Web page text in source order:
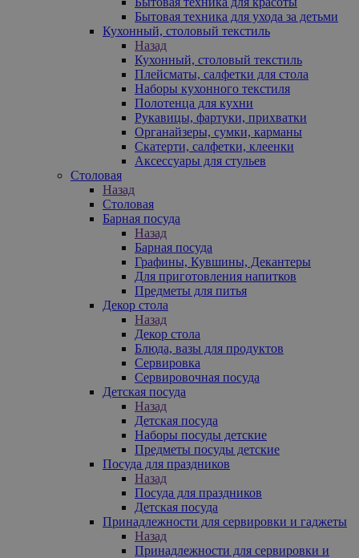
Бытовая техника для ухода за детьми
Кухонный, столовый текстиль
Назад
Кухонный, столовый текстиль
Плейсматы, салфетки для стола
Наборы кухонного текстиля
Полотенца для кухни
Рукавицы, фартуки, прихватки
Органайзеры, сумки, карманы
Скатерти, салфетки, клеенки
Аксессуары для стульев
Столовая
Назад
Столовая
Барная посуда
Назад
Барная посуда
Графины, Кувшины, Декантеры
Для приготовления напитков
Предметы для питья
Декор стола
Назад
Декор стола
Блюда, вазы для продуктов
Сервировка
Сервировочная посуда
Детская посуда
Назад
Детская посуда
Наборы посуды детские
Предметы посуды детские
Посуда для праздников
Назад
Посуда для праздников
Детская посуда
Принадлежности для сервировки и гаджеты
Назад
Принадлежности для сервировки и